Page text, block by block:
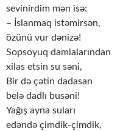
sevinirdim mən isə:
– İslanmaq istəmirsən,
özünü vur dənizə!
Sopsoyuq damlalarından
xilas etsin su səni,
Bir də çətin dadasan
belə dadlı busəni!
Yağış ayna suları
edəndə çimdik-çimdik,